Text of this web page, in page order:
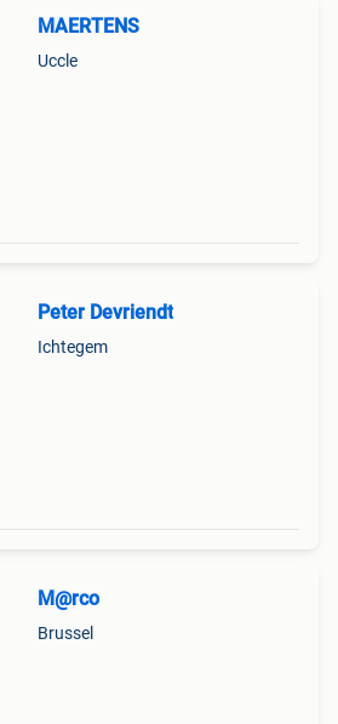
MAERTENS
Uccle
Peter Devriendt
Ichtegem
M@rco
Brussel